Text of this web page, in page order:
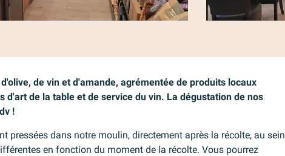
de vin et d'amande, agrémentée de produits locaux
d'art de la table et de service du vin. La dégustation de nos
!
pressées dans notre moulin, directement après la récolte, au sein
en fonction du moment de la récolte. Vous pourrez